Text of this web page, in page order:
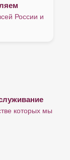
России и
которых мы